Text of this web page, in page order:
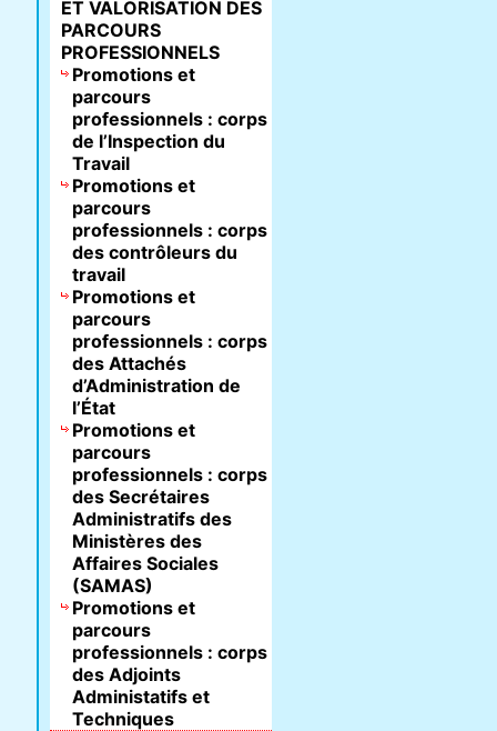
ET VALORISATION DES
PARCOURS
PROFESSIONNELS
Promotions et
parcours
professionnels : corps
de l’Inspection du
Travail
Promotions et
parcours
professionnels : corps
des contrôleurs du
travail
Promotions et
parcours
professionnels : corps
des Attachés
d’Administration de
l’État
Promotions et
parcours
professionnels : corps
des Secrétaires
Administratifs des
Ministères des
Affaires Sociales
(SAMAS)
Promotions et
parcours
professionnels : corps
des Adjoints
Administatifs et
Techniques